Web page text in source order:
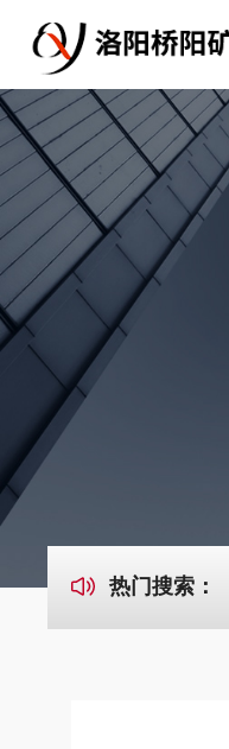
热门搜索：